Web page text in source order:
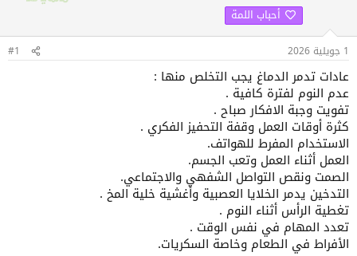
ض
و
ع
ل
ن
ش
أحباب اللمة
1 جويلية 2026 #1
عادات تدمر الدماغ يجب التخلص منها :
عدم النوم لفترة كافية .
تفويت وجبة الافكار صباح .
كثرة أوقات العمل وقفة التحفيز الفكري .
الاستخدام المفرط للهواتف.
العمل أثناء العمل وتعب الجسم.
الصمت ونقص التواصل الشفهي والاجتماعي.
التدخين يدمر الخلايا العصبية وأغشية خلية المخ .
تغطية الرأس أثناء النوم .
تعدد المهام في نفس الوقت .
الأفراط في الطعام وخاصة السكريات.